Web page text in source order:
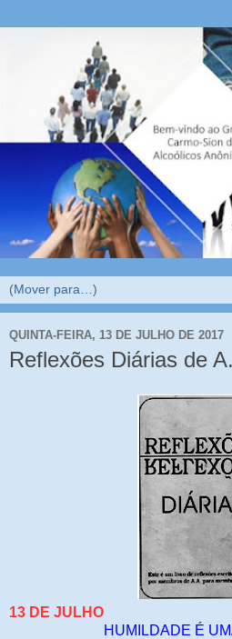
QUINTA-FEIRA, 13 DE JULHO DE 2017
Reflexões Diárias de
13 DE JULHO
HUMILDADE É